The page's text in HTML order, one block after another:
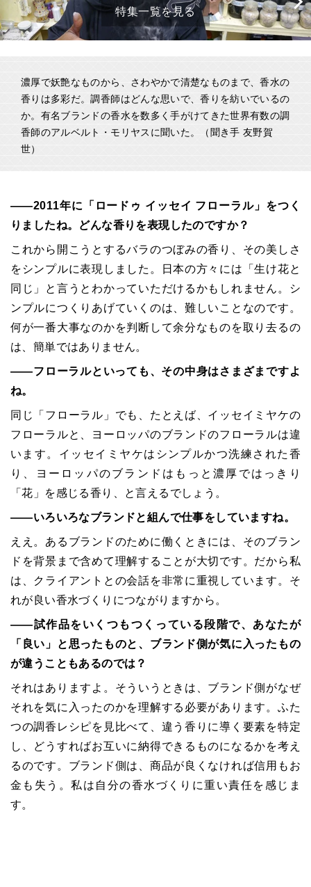
特集一覧を見る
濃厚で妖艶なものから、さわやかで清楚なものまで、香水の
香りは多彩だ。調香師はどんな思いで、香りを紡いでいるの
か。有名ブランドの香水を数多く手がけてきた世界有数の調
香師のアルベルト・モリヤスに聞いた。（聞き手 友野賀
世）
――2011年に「ロードゥ イッセイ フローラル」をつく
りましたね。どんな香りを表現したのですか？
これから開こうとするバラのつぼみの香り、その美しさ
をシンプルに表現しました。日本の方々には「生け花と
同じ」と言うとわかっていただけるかもしれません。シ
ンプルにつくりあげていくのは、難しいことなのです。
何が一番大事なのかを判断して余分なものを取り去るの
は、簡単ではありません。
――フローラルといっても、その中身はさまざまですよ
ね。
同じ「フローラル」でも、たとえば、イッセイミヤケの
フローラルと、ヨーロッパのブランドのフローラルは違
います。イッセイミヤケはシンプルかつ洗練された香
り、ヨーロッパのブランドはもっと濃厚ではっきり
「花」を感じる香り、と言えるでしょう。
――いろいろなブランドと組んで仕事をしていますね。
ええ。あるブランドのために働くときには、そのブラン
ドを背景まで含めて理解することが大切です。だから私
は、クライアントとの会話を非常に重視しています。そ
れが良い香水づくりにつながりますから。
――試作品をいくつもつくっている段階で、あなたが
「良い」と思ったものと、ブランド側が気に入ったもの
が違うこともあるのでは？
それはありますよ。そういうときは、ブランド側がなぜ
それを気に入ったのかを理解する必要があります。ふた
つの調香レシピを見比べて、違う香りに導く要素を特定
し、どうすればお互いに納得できるものになるかを考え
るのです。ブランド側は、商品が良くなければ信用もお
金も失う。私は自分の香水づくりに重い責任を感じま
す。